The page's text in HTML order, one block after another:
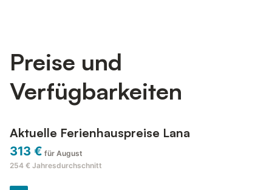
Preise und
Verfügbarkeiten
Aktuelle Ferienhauspreise Lana
313 € für August
254 € Jahresdurchschnitt